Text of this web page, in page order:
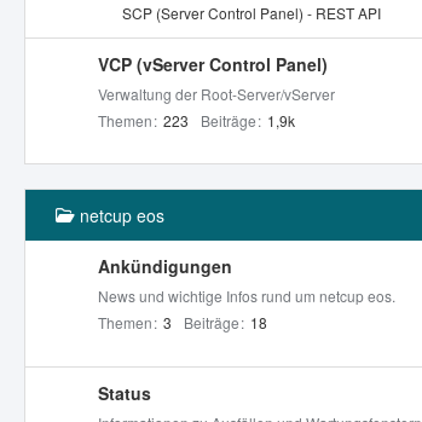
r
e
n
t
e
r
f
r
e
n
SCP (Server Control Panel) - REST API
VCP (vServer Control Panel)
Verwaltung der Root-Server/vServer
Themen 223 Beiträge 1,9k
netcup eos
Ankündigungen
News und wichtige Infos rund um netcup eos.
Themen 3 Beiträge 18
Status